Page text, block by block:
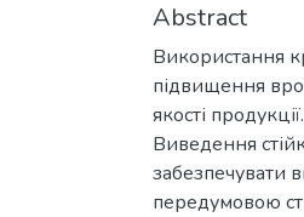
Abstract
Використання
підвищення
якості продукції.
Виведення
забезпечувати
передумовою